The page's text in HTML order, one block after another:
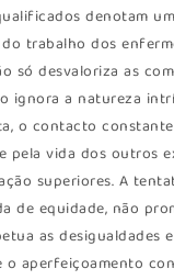
denotam
trabalho dos
só desvaloriza as
ignora a natureza
o contacto
pela vida dos outros
superiores. A
de equidade, não
as desigualdades
aperfeiçoamento